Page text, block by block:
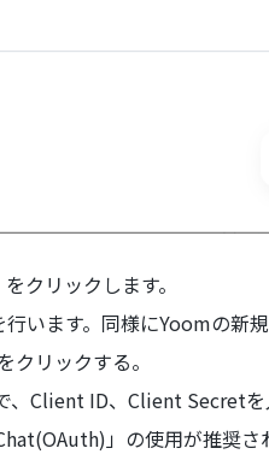
クリックします。
います。同様にYoomの新
リックする。
、Client ID、Client Secret
」の使用が推奨さ